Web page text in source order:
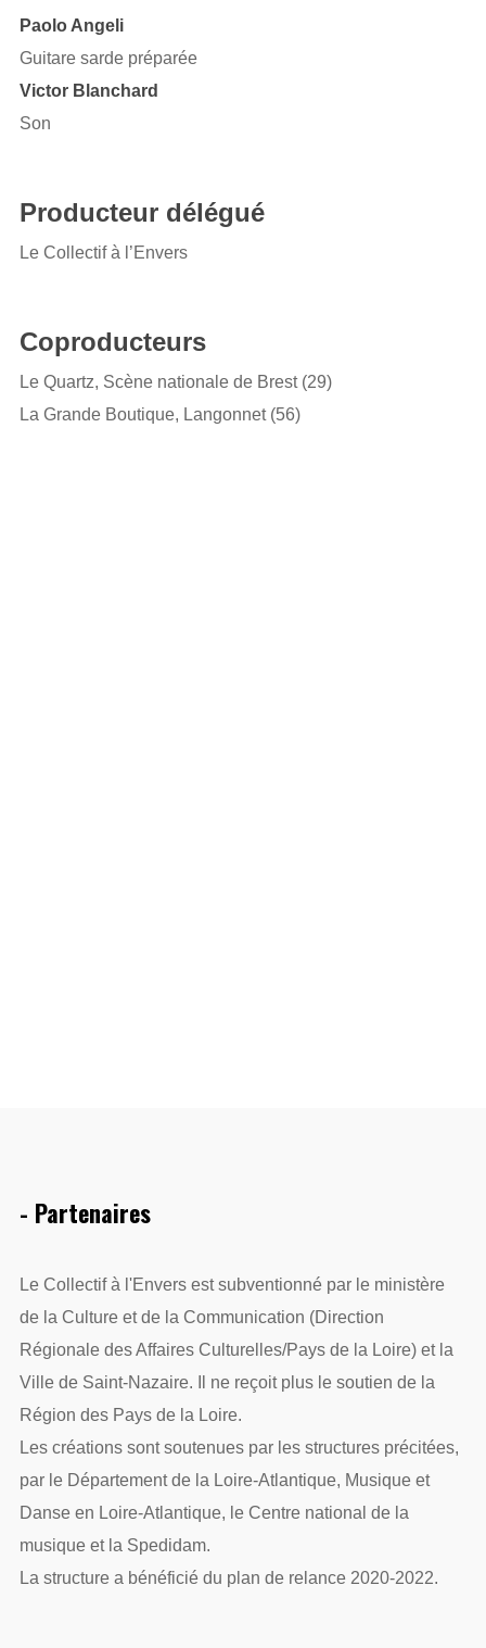
Paolo Angeli
Guitare sarde préparée
Victor Blanchard
Son
Producteur délégué
Le Collectif à l’Envers
Coproducteurs
Le Quartz, Scène nationale de Brest (29)
La Grande Boutique, Langonnet (56)
- Partenaires
Le Collectif à l'Envers est subventionné par le ministère
de la Culture et de la Communication (Direction
Régionale des Affaires Culturelles/Pays de la Loire) et la
Ville de Saint-Nazaire. Il ne reçoit plus le soutien de la
Région des Pays de la Loire.
Les créations sont soutenues par les structures précitées,
par le Département de la Loire-Atlantique, Musique et
Danse en Loire-Atlantique, le Centre national de la
musique et la Spedidam.
La structure a bénéficié du plan de relance 2020-2022.